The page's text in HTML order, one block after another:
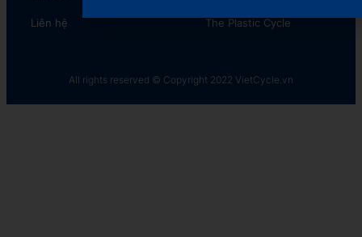
Liên hệ The Plastic Cycle​
All rights reserved © Copyright 2022 VietCycle.vn